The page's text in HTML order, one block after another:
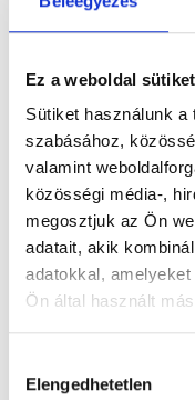
Ez a weboldal
Sütiket használunk
szabásához,
valamint
közösségi média-,
megosztjuk az Ön
adatait, akik
adatokkal,
Ön által használt
szabályzat:https://
kiválasztása
Elengedhetetlen
ANNA-DENT Bt.
Foglalj
Válassz